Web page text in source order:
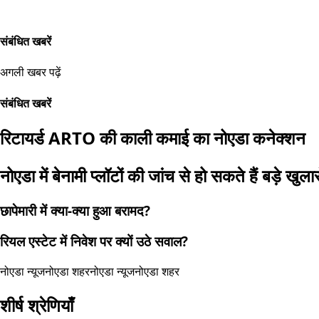
संबंधित खबरें
अगली खबर पढ़ें
संबंधित खबरें
रिटायर्ड ARTO की काली कमाई का नोएडा कनेक्शन
नोएडा में बेनामी प्लॉटों की जांच से हो सकते हैं बड़े
छापेमारी में क्या-क्या हुआ बरामद?
रियल एस्टेट में निवेश पर क्यों उठे सवाल?
नोएडा न्यूजनोएडा शहरनोएडा न्यूजनोएडा शहर
शीर्ष श्रेणियाँ